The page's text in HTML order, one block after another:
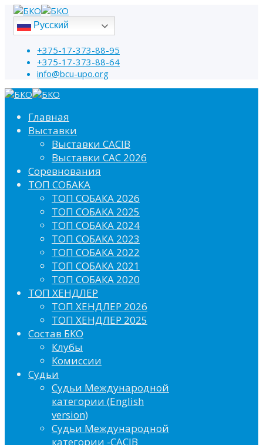
Русский
+375-17-373-88-95
+375-17-373-88-64
info@bcu-upo.org
Главная
Выставки
Выставки CACIB
Выставки САС 2026
Соревнования
ТОП СОБАКА
ТОП СОБАКА 2026
ТОП СОБАКА 2025
ТОП СОБАКА 2024
ТОП СОБАКА 2023
ТОП СОБАКА 2022
ТОП СОБАКА 2021
ТОП СОБАКА 2020
ТОП ХЕНДЛЕР
ТОП ХЕНДЛЕР 2026
ТОП ХЕНДЛЕР 2025
Состав БКО
Клубы
Комиссии
Судьи
Судьи Международной
категории (English
version)
Судьи Международной
категории -CACIB